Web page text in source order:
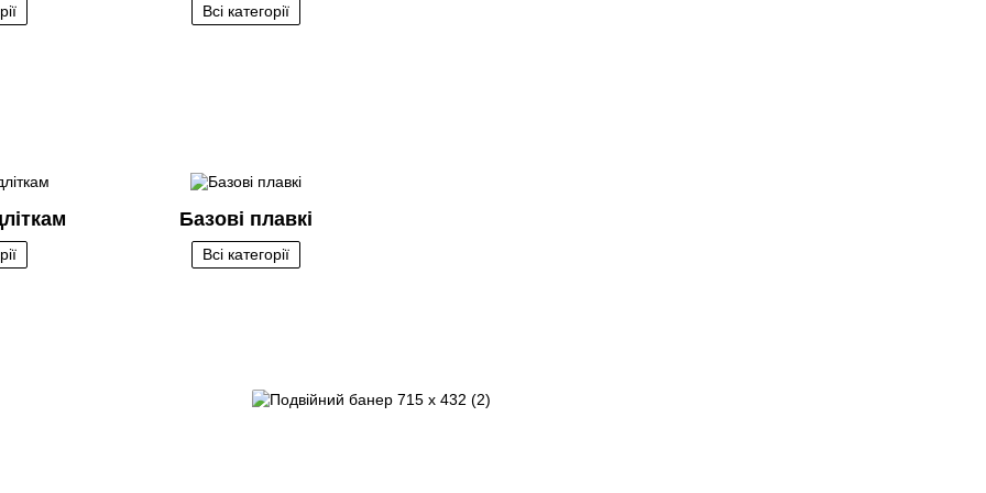
Всі категорії
Базові плавкі
Всі категорії